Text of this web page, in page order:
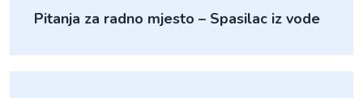
Pitanja za radno mjesto – Spasilac iz vode